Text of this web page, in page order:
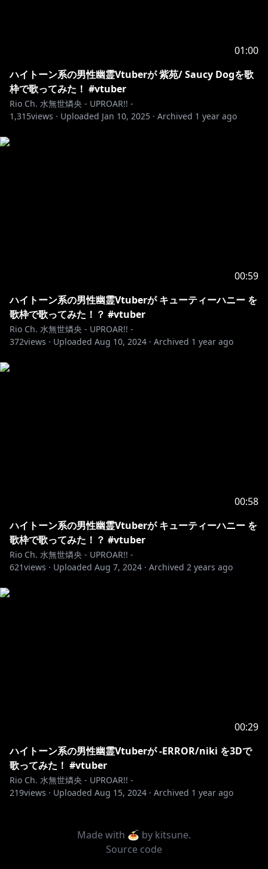
01:00
ハイトーン系の男性幽霊Vtuberが 紫苑/ Saucy Dogを歌
枠で歌ってみた！ #vtuber
Rio Ch. 水無世燐央 - UPROAR!! -
1,315views · Uploaded Jan 10, 2025 · Archived 1 year ago
00:59
ハイトーン系の男性幽霊Vtuberが キューティーハニー を
歌枠で歌ってみた！？ #vtuber
Rio Ch. 水無世燐央 - UPROAR!! -
372views · Uploaded Aug 10, 2024 · Archived 1 year ago
00:58
ハイトーン系の男性幽霊Vtuberが キューティーハニー を
歌枠で歌ってみた！？ #vtuber
Rio Ch. 水無世燐央 - UPROAR!! -
621views · Uploaded Aug 7, 2024 · Archived 2 years ago
00:29
ハイトーン系の男性幽霊Vtuberが -ERROR/niki を3Dで
歌ってみた！ #vtuber
Rio Ch. 水無世燐央 - UPROAR!! -
219views · Uploaded Aug 15, 2024 · Archived 1 year ago
Made with 🍝 by kitsune.
Source code